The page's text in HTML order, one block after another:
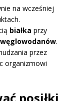
na wcześniej
białka przy
węglowodanów.
przez
organizmowi
posiłki